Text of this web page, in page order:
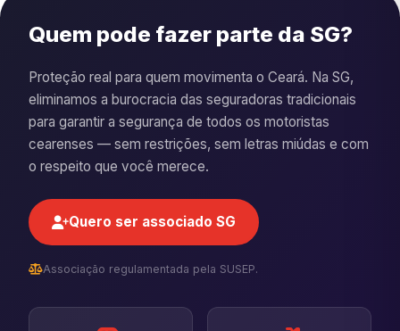
Quem pode fazer parte da SG?
Proteção real para quem movimenta o Ceará. Na SG,
eliminamos a burocracia das seguradoras tradicionais
para garantir a segurança de todos os motoristas
cearenses — sem restrições, sem letras miúdas e com
o respeito que você merece.
Quero ser associado SG
Associação regulamentada pela SUSEP.